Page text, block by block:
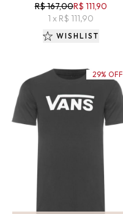
R$ 167,00R$ 111,90
1 x R$ 111,90
WISHLIST
29% OFF